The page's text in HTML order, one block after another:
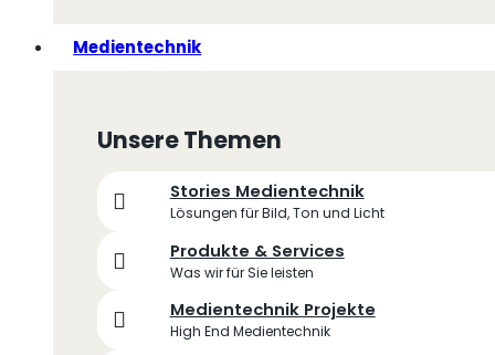
Medientechnik
Unsere Themen
Stories Medientechnik
Lösungen für Bild, Ton und Licht
Produkte & Services
Was wir für Sie leisten
Medientechnik Projekte
High End Medientechnik